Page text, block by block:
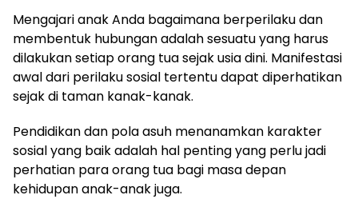
Mengajari anak Anda bagaimana berperilaku dan
membentuk hubungan adalah sesuatu yang harus
dilakukan setiap orang tua sejak usia dini. Manifestasi
awal dari perilaku sosial tertentu dapat diperhatikan
sejak di taman kanak-kanak.
Pendidikan dan pola asuh menanamkan karakter
sosial yang baik adalah hal penting yang perlu jadi
perhatian para orang tua bagi masa depan
kehidupan anak-anak juga.